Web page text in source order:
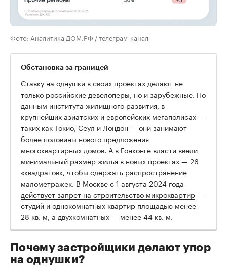
Фото: Аналитика ДОМ.РФ / телеграм-канал
Обстановка за границей
Ставку на однушки в своих проектах делают не
только российские девелоперы, но и зарубежные. По
данным института жилищного развития, в
крупнейших азиатских и европейских мегаполисах —
таких как Токио, Сеул и Лондон — они занимают
более половины нового предложения
многоквартирных домов. А в Гонконге власти ввели
минимальный размер жилья в новых проектах — 26
«квадратов», чтобы сдержать распространение
малометражек. В Москве с 1 августа 2024 года
действует запрет на строительство микроквартир—
студий и однокомнатных квартир площадью менее
28 кв. м, а двухкомнатных — менее 44 кв. м.
Почему застройщики делают упор
на однушки?